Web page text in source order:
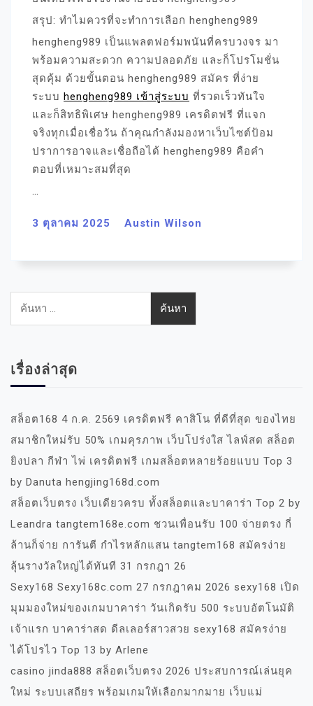
สรุป: ทำไมควรที่จะทำการเลือก hengheng989
hengheng989 เป็นแพลตฟอร์มพนันที่ครบวงจร มา
พร้อมความสะดวก ความปลอดภัย และก็โปรโมชั่น
สุดคุ้ม ด้วยขั้นตอน hengheng989 สมัคร ที่ง่าย
ระบบ hengheng989 เข้าสู่ระบบ ที่รวดเร็วทันใจ
และก็สิทธิพิเศษ hengheng989 เครดิตฟรี ที่แจก
จริงทุกเมื่อเชื่อวัน ถ้าคุณกำลังมองหาเว็บไซต์ป้อม
ปราการอาจและเชื่อถือได้ hengheng989 คือคำ
ตอบที่เหมาะสมที่สุด
…
3 ตุลาคม 2025 Austin Wilson
ค้นหา
สำหรับ:
เรื่องล่าสุด
สล็อต168 4 ก.ค. 2569 เครดิตฟรี คาสิโน ที่ดีที่สุด ของไทย
สมาชิกใหม่รับ 50% เกมคุรภาพ เว็บโปร่งใส ไลฟ์สด สล็อต
ยิงปลา กีฬา ไพ่ เครดิตฟรี เกมสล็อตหลายร้อยแบบ Top 3
by Danuta hengjing168d.com
สล็อตเว็บตรง เว็บเดียวครบ ทั้งสล็อตและบาคาร่า Top 2 by
Leandra tangtem168e.com ชวนเพื่อนรับ 100 จ่ายตรง กี่
ล้านก็จ่าย การันตี กำไรหลักแสน tangtem168 สมัครง่าย
ลุ้นรางวัลใหญ่ได้ทันที 31 กรกฎา 26
Sexy168 Sexy168c.com 27 กรกฎาคม 2026 sexy168 เปิด
มุมมองใหม่ของเกมบาคาร่า วันเกิดรับ 500 ระบบอัตโนมัติ
เจ้าแรก บาคาร่าสด ดีลเลอร์สาวสวย sexy168 สมัครง่าย
ได้โปรไว Top 13 by Arlene
casino jinda888 สล็อตเว็บตรง 2026 ประสบการณ์เล่นยุค
ใหม่ ระบบเสถียร พร้อมเกมให้เลือกมากมาย เว็บแม่